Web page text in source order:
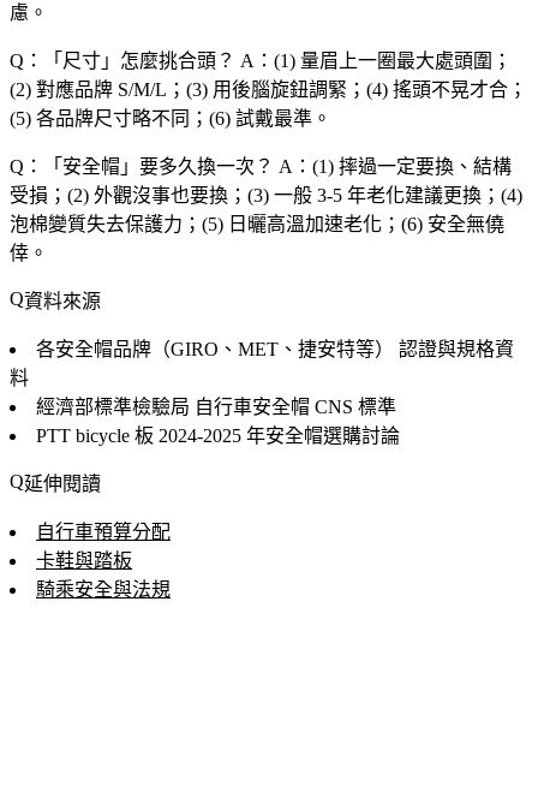
慮。
Q：「 尺寸 」怎麼挑合頭？ A：(1) 量眉上一圈最大處頭圍；
(2) 對應品牌 S/M/L；(3) 用後腦旋鈕調緊；(4) 搖頭不晃才合；
(5) 各品牌尺寸略不同；(6) 試戴最準。
Q：「 安全帽 」要多久換一次？ A：(1) 摔過一定要換、結構
受損；(2) 外觀沒事也要換；(3) 一般 3-5 年老化建議更換；(4)
泡棉變質失去保護力；(5) 日曬高溫加速老化；(6) 安全無僥
倖。
資料來源
各安全帽品牌（GIRO、MET、捷安特等）
認證與規格資
料
經濟部標準檢驗局 自行車安全帽 CNS 標準
PTT bicycle 板 2024-2025 年安全帽選購討論
延伸閱讀
自行車預算分配
卡鞋與踏板
騎乘安全與法規